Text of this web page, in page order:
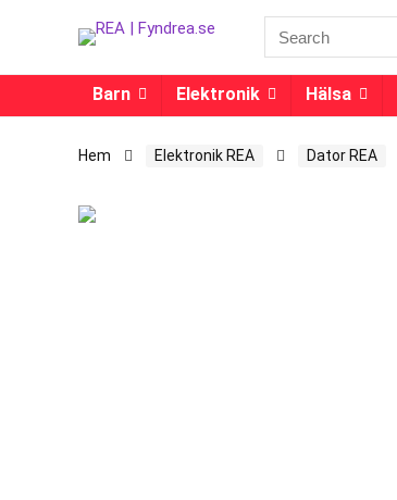
Barn Elektronik Hälsa
Hem Elektronik REA Dator REA